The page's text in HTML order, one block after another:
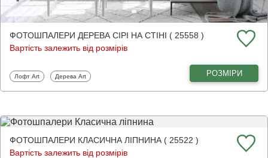
ФОТОШПАЛЕРИ ДЕРЕВА СІРІ НА СТІНІ ( 25558 )
Вартість залежить від розмірів
Фотошпалери
Лофт Art Фотошпалери
Дерева Art РОЗМІРИ
ФОТОШПАЛЕРИ КЛАСИЧНА ЛІПНИНА ( 25522 )
Вартість залежить від розмірів